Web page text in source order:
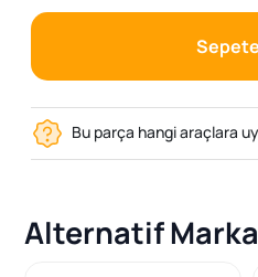
Bu parça hangi araçlara
Alternatif